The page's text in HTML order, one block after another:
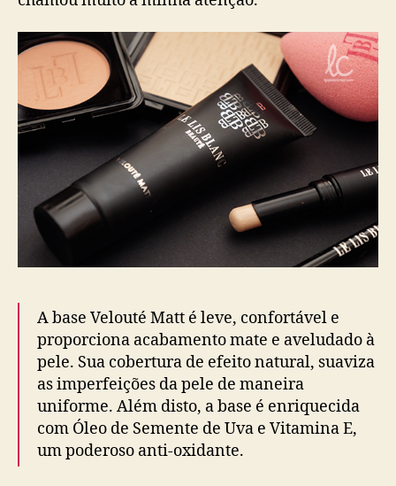
A base Velouté Matt é leve, confortável e
proporciona acabamento mate e aveludado à
pele. Sua cobertura de efeito natural, suaviza
as imperfeições da pele de maneira
uniforme. Além disto, a base é enriquecida
com Óleo de Semente de Uva e Vitamina E,
um poderoso anti-oxidante.